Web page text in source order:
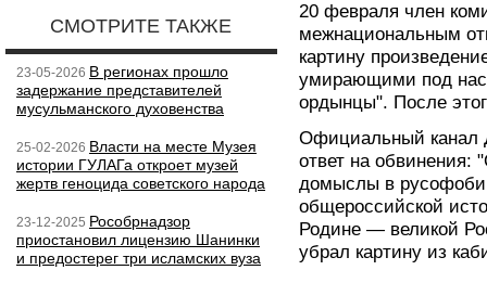
СМОТРИТЕ ТАКЖЕ
23-05-2026 В регионах прошло
задержание представителей
мусульманского духовенства
25-02-2026 Власти на месте Музея
истории ГУЛАГа откроет музей
жертв геноцида советского народа
23-12-2025 Рособрнадзор
приостановил лицензию Шанинки
и предостерег три исламских вуза
20 февраля член
межнациональным
картину
умирающими под
ордынцы". После
Официальный канал
ответ на обвинения:
домыслы в
общероссийской
Родине — великой
убрал картину из